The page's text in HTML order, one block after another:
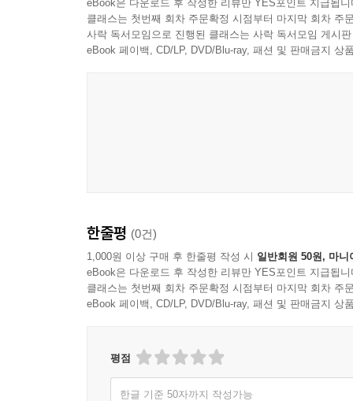
4.3 Convex Sets 41
5.2 Differentiability 52
5.4 Differentiation Rules 57
eBook은 다운로드 후 작성한 리뷰만 YES포인트 지급됩니
클래스는 첫번째 회차 주문확정 시점부터 마지막 회차 주
사락 독서모임으로 진행된 클래스는 사락 독서모임 게시
eBook 페이백, CD/LP, DVD/Blu-ray, 패션 및 판매금지 상
한줄평 (0건)
1,000원 이상 구매 후 한줄평 작성 시 일반회원 50원, 마니
eBook은 다운로드 후 작성한 리뷰만 YES포인트 지급됩니
클래스는 첫번째 회차 주문확정 시점부터 마지막 회차 주
eBook 페이백, CD/LP, DVD/Blu-ray, 패션 및 판매금지 상
평점
한글 기준 50자까지 작성가능